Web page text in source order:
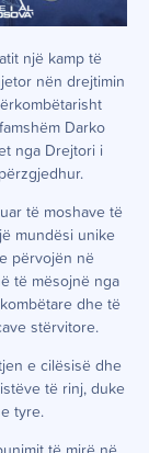
një kamp të
nën drejtimin
Darko
nga Drejtori i
të moshave të
mundësi unike
përvojën në
të mësojnë nga
dhe të
stërvitore.
e cilësisë dhe
të rinj, duke
tyre.